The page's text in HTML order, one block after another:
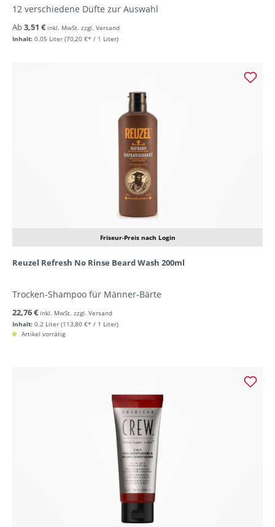
12 verschiedene Düfte zur Auswahl
Inhalt: 0.05 Liter (70,20 €* / 1 Liter)
Ab3,51 € inkl. MwSt. zzgl. Versand
Friseur-Preis nach Login
Reuzel Refresh No Rinse Beard Wash 200ml
Trocken-Shampoo für Männer-Bärte
Inhalt: 0.2 Liter (113,80 €* / 1 Liter)
22,76 € inkl. MwSt. zzgl. Versand
Artikel vorrätig